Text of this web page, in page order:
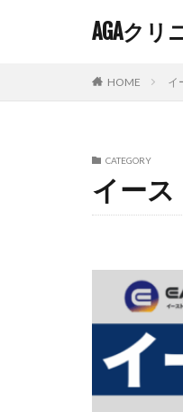
AGAク
HOME イ
CATEGORY
イース